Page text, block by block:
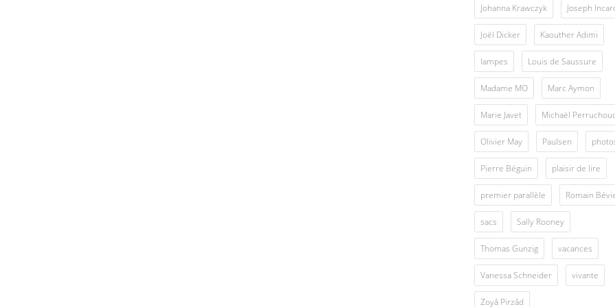
Johanna Krawczyk Joseph
Joël Dicker Kaouther Adimi
lampes Louis de Saussure
Madame MO Marc Aymon
Marie Javet Michaël
Olivier May Paulsen
Pierre Béguin plaisir de lire
premier parallèle Romain
sacs Sally Rooney
Thomas Gunzig vacances
Vanessa Schneider vivante
Zoyâ Pirzâd